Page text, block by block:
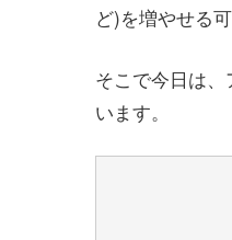
ど)を増やせる
そこで今日は
います。